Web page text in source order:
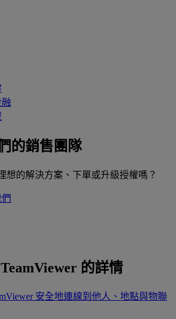
的銷售團隊
想的解決方案、下單或升級授權嗎？
的詳情
安全地連線到他人、地點與物聯